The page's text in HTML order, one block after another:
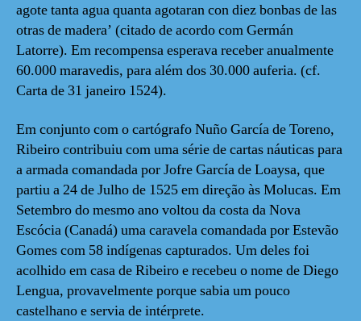
agote tanta agua quanta agotaran con diez bonbas de las
otras de madera’ (citado de acordo com Germán
Latorre). Em recompensa esperava receber anualmente
60.000 maravedis, para além dos 30.000 auferia. (cf.
Carta de 31 janeiro 1524).
Em conjunto com o cartógrafo Nuño García de Toreno,
Ribeiro contribuiu com uma série de cartas náuticas para
a armada comandada por Jofre García de Loaysa, que
partiu a 24 de Julho de 1525 em direção às Molucas. Em
Setembro do mesmo ano voltou da costa da Nova
Escócia (Canadá) uma caravela comandada por Estevão
Gomes com 58 indígenas capturados. Um deles foi
acolhido em casa de Ribeiro e recebeu o nome de Diego
Lengua, provavelmente porque sabia um pouco
castelhano e servia de intérprete.